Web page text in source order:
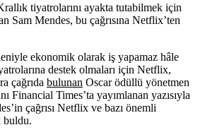
tiyatrolarını ayakta tutabilmek için
Sam Mendes, bu çağrısına Netflix’ten
ekonomik olarak iş yapamaz hâle
destek olmaları için Netflix,
çağrıda bulunan Oscar ödüllü yönetmen
Financial Times’ta yayımlanan yazısıyla
çağrısı Netflix ve bazı önemli
buldu.